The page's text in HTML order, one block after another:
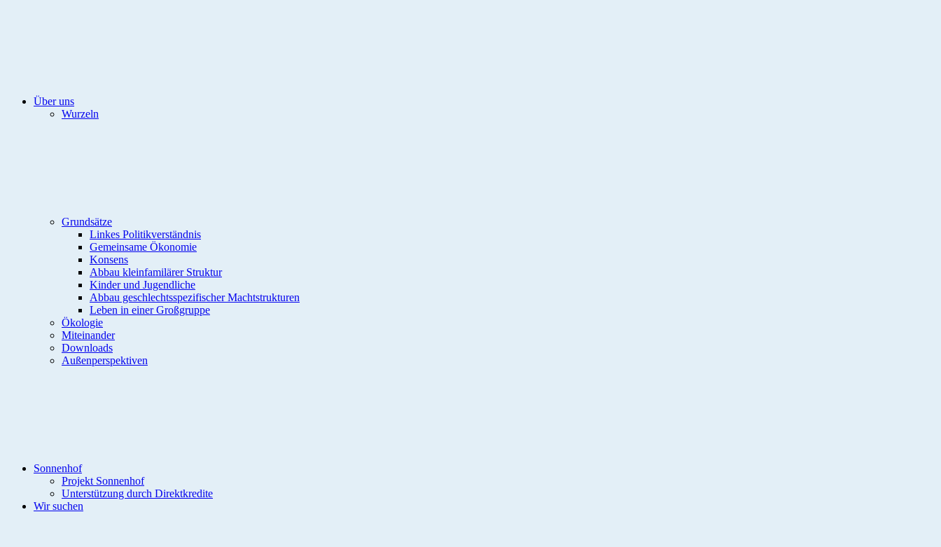
Über uns
Wurzeln
Grundsätze
Linkes Politikverständnis
Gemeinsame Ökonomie
Konsens
Abbau kleinfamilärer Struktur
Kinder und Jugendliche
Abbau geschlechtsspezifischer Machtstrukturen
Leben in einer Großgruppe
Ökologie
Miteinander
Downloads
Außenperspektiven
Sonnenhof
Projekt Sonnenhof
Unterstützung durch Direktkredite
Wir suchen